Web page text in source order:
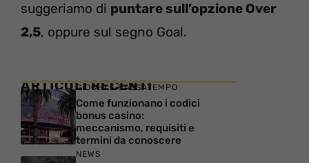
suggeriamo di puntare sull’opzione Over
2,5, oppure sul segno Goal.
ARTICOLI RECENTI
GIOCHI E PASSATEMPO
Come funzionano i codici
bonus casino:
meccanismo, requisiti e
termini da conoscere
NEWS